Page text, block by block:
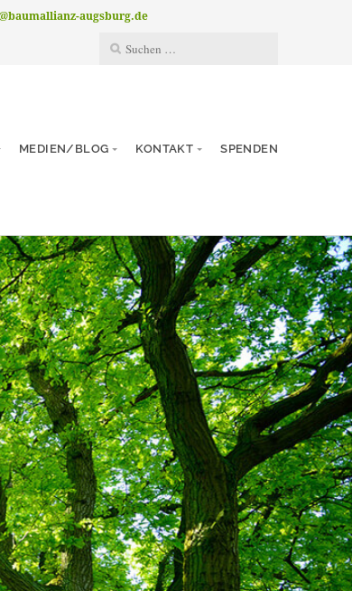
augsburg.de
MEDIEN/BLOG KONTAKT SPENDEN